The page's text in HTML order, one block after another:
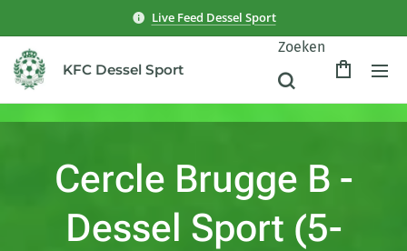
Live Feed Dessel Sport
KFC Dessel Sport
Zoeken
Cercle Brugge B -
Dessel Sport (5-